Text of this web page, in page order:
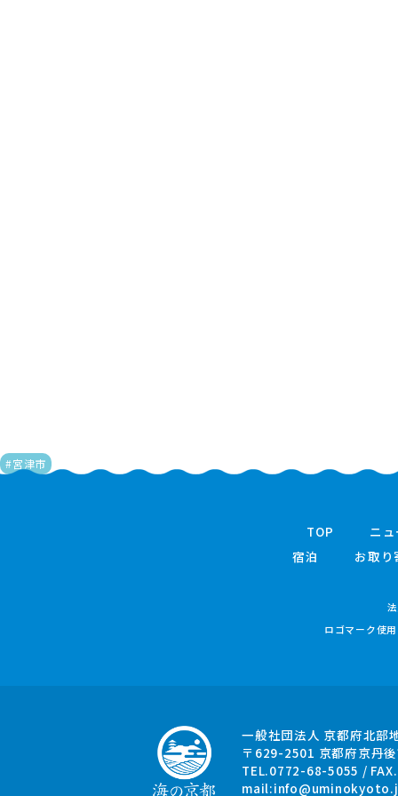
#宮津市
TOP
ニ
宿泊
お取り
ロゴマーク使
一般社団法人 京都府北部
〒629-2501 京都府京丹
TEL.0772-68-5055 /
mail: